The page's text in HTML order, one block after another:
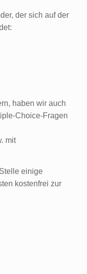
der sich auf der
haben wir auch
Choice-Fragen
mit
einige
kostenfrei zur